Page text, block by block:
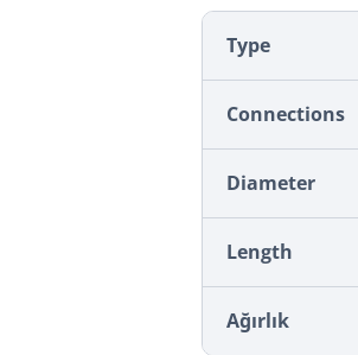
Type
Connections
Diameter
Length
Ağırlık